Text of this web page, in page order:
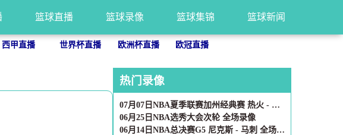
篮球直播 篮球录像 篮球集锦 篮球新闻
西甲直播 世界杯直播 欧洲杯直播 欧冠直播
热门录像
07月07日NBA夏季联赛加州经典赛 热火 - 勇士 全场录像
06月25日NBA选秀大会次轮 全场录像
06月14日NBA总决赛G5 尼克斯 - 马刺 全场录像